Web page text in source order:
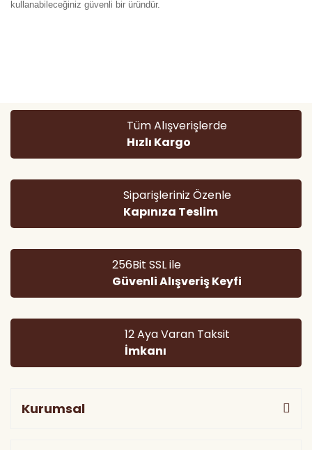
kullanabileceğiniz güvenli bir üründür.
Ürün resmi kalitesiz, bozuk veya görüntülenemiyor.
Ürün açıklamasında eksik bilgiler bulunuyor.
Ürün bilgilerinde hatalar bulunuyor.
Bu ürüne benzer farklı alternatifler olmalı.
Gönder
Tüm Alışverişlerde
Hızlı Kargo
Siparişleriniz Özenle
Kapınıza Teslim
256Bit SSL ile
Güvenli Alışveriş Keyfi
12 Aya Varan Taksit
İmkanı
Kurumsal